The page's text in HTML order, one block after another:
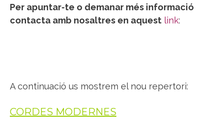
Per apuntar-te o demanar més informació
contacta amb nosaltres en aquest link:
A continuació us mostrem el nou repertori:
CORDES MODERNES